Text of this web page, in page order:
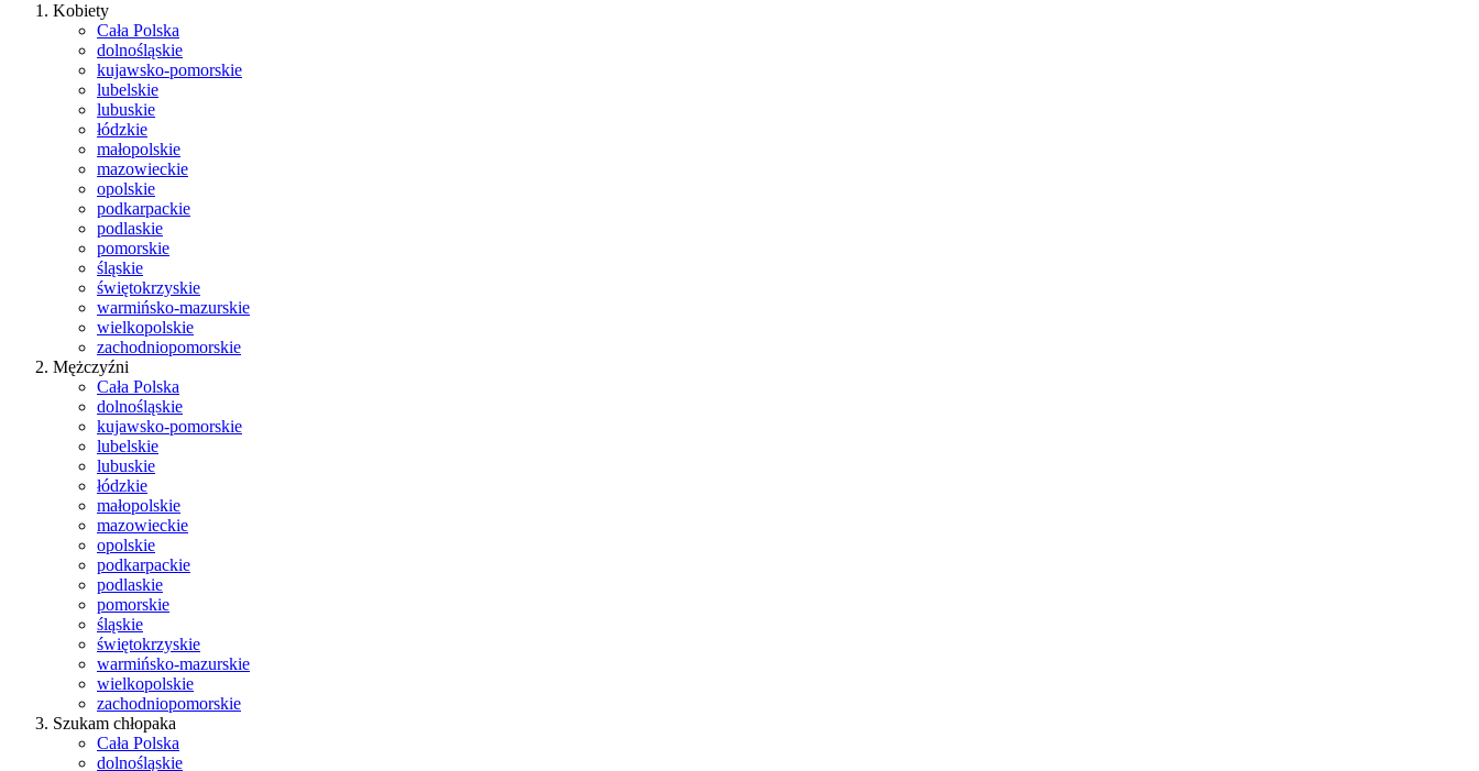
Kobiety
Cała Polska
dolnośląskie
kujawsko-pomorskie
lubelskie
lubuskie
łódzkie
małopolskie
mazowieckie
opolskie
podkarpackie
podlaskie
pomorskie
śląskie
świętokrzyskie
warmińsko-mazurskie
wielkopolskie
zachodniopomorskie
Mężczyźni
Cała Polska
dolnośląskie
kujawsko-pomorskie
lubelskie
lubuskie
łódzkie
małopolskie
mazowieckie
opolskie
podkarpackie
podlaskie
pomorskie
śląskie
świętokrzyskie
warmińsko-mazurskie
wielkopolskie
zachodniopomorskie
Szukam chłopaka
Cała Polska
dolnośląskie